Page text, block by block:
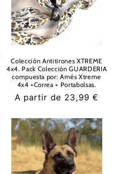
Colección Antitirones XTREME
4x4. Pack Colección GUARDERIA
compuesta por: Arnés Xtreme
4x4 +Correa + Portabolsas.
Precio
A partir de 23,99 €